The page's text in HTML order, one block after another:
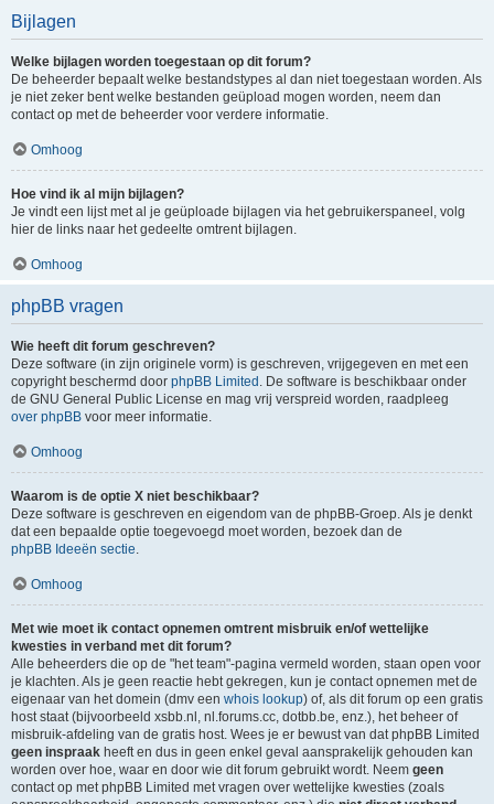
Bijlagen
Welke bijlagen worden toegestaan op dit forum?
De beheerder bepaalt welke bestandstypes al dan niet toegestaan worden. Als
je niet zeker bent welke bestanden geüpload mogen worden, neem dan
contact op met de beheerder voor verdere informatie.
Omhoog
Hoe vind ik al mijn bijlagen?
Je vindt een lijst met al je geüploade bijlagen via het gebruikerspaneel, volg
hier de links naar het gedeelte omtrent bijlagen.
Omhoog
phpBB vragen
Wie heeft dit forum geschreven?
Deze software (in zijn originele vorm) is geschreven, vrijgegeven en met een
copyright beschermd door phpBB Limited . De software is beschikbaar onder
de GNU General Public License en mag vrij verspreid worden, raadpleeg
over phpBB voor meer informatie.
Omhoog
Waarom is de optie X niet beschikbaar?
Deze software is geschreven en eigendom van de phpBB-Groep. Als je denkt
dat een bepaalde optie toegevoegd moet worden, bezoek dan de
phpBB Ideeën sectie.
Omhoog
Met wie moet ik contact opnemen omtrent misbruik en/of wettelijke
kwesties in verband met dit forum?
Alle beheerders die op de "het team"-pagina vermeld worden, staan open voor
je klachten. Als je geen reactie hebt gekregen, kun je contact opnemen met de
eigenaar van het domein (dmv een whois lookup) of, als dit forum op een gratis
host staat (bijvoorbeeld xsbb.nl, nl.forums.cc, dotbb.be, enz.), het beheer of
misbruik-afdeling van de gratis host. Wees je er bewust van dat phpBB Limited
geen inspraak heeft en dus in geen enkel geval aansprakelijk gehouden kan
worden over hoe, waar en door wie dit forum gebruikt wordt. Neem geen
contact op met phpBB Limited met vragen over wettelijke kwesties (zoals